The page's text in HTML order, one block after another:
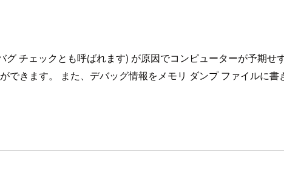
チェックとも呼ばれます) が原因でコンピューターが予期
できます。 また、デバッグ情報をメモリ ダンプ ファイルに